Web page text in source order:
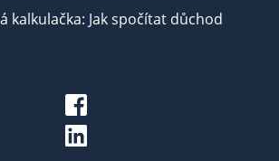
kalkulačka: Jak spočítat důchod